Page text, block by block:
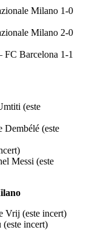
Milano 1-0
Milano 2-0
FC Barcelona 1-1
(este
Dembélé (este
Messi (este
Vrij (este incert)
incert)